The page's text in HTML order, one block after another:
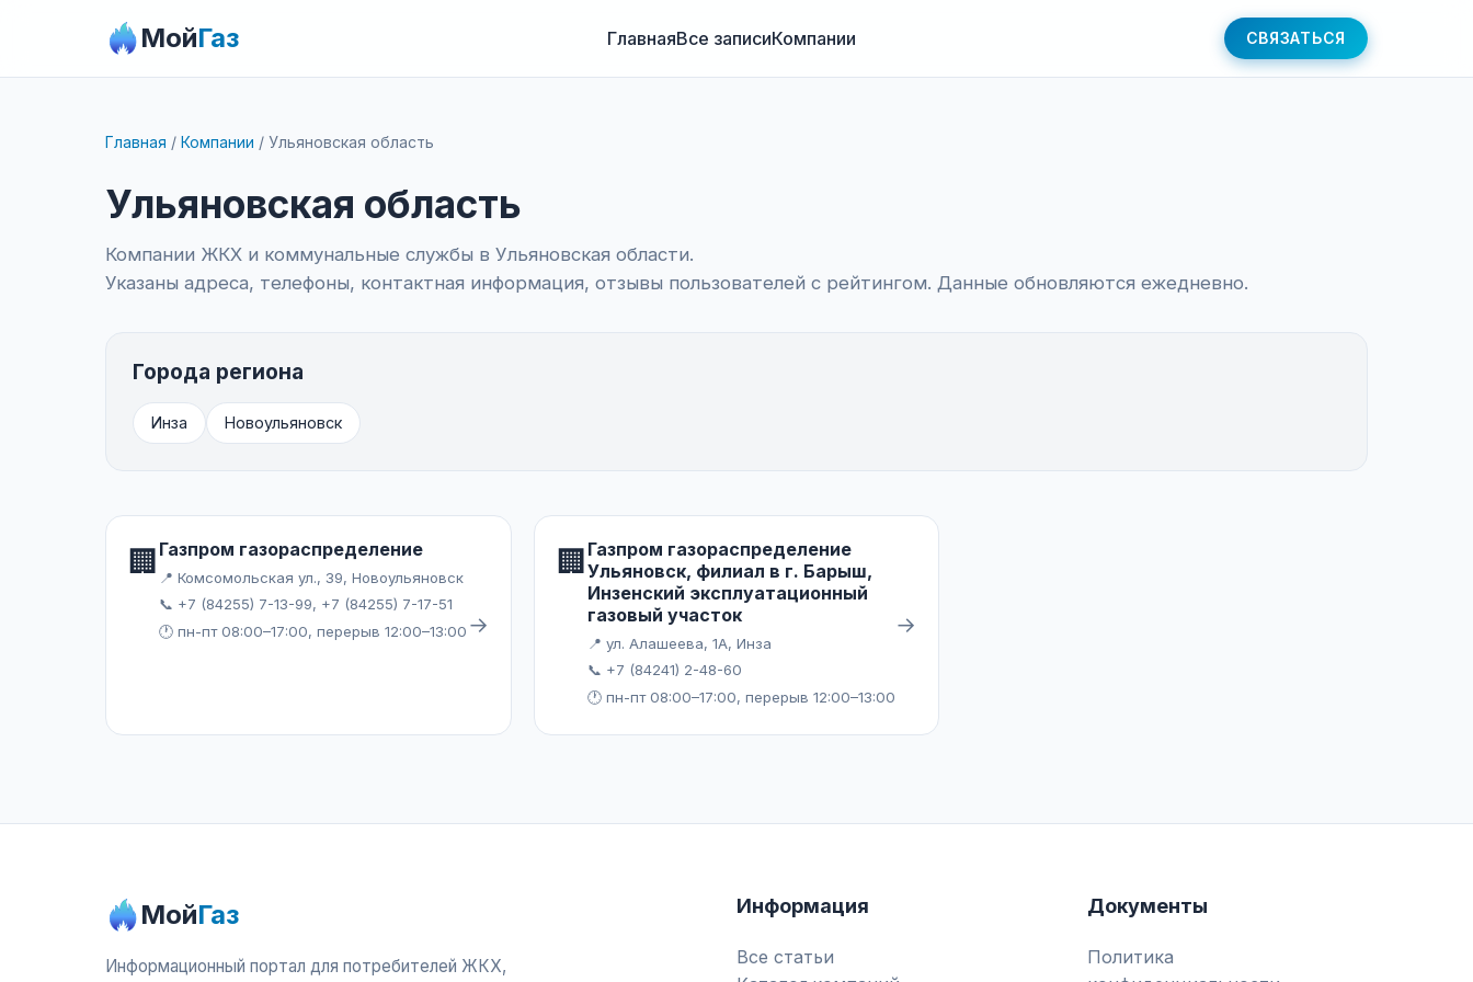
МойГаз ГлавнаяВсе записиКомпании СВЯЗАТЬСЯ
Главная / Компании / Ульяновская область
Ульяновская область
Компании ЖКХ и коммунальные службы в Ульяновская области.
Указаны адреса, телефоны, контактная информация, отзывы пользователей с рейтингом. Данные обновляются ежедневно.
Города региона
Инза Новоульяновск
🏢 Газпром газораспределение
📍 Комсомольская ул., 39, Новоульяновск
📞 +7 (84255) 7-13-99, +7 (84255) 7-17-51
🕐 пн-пт 08:00–17:00, перерыв 12:00–13:00 →
🏢 Газпром газораспределение
Ульяновск, филиал в г. Барыш,
Инзенский эксплуатационный
газовый участок
📍 ул. Алашеева, 1А, Инза
📞 +7 (84241) 2-48-60
🕐 пн-пт 08:00–17:00, перерыв 12:00–13:00
→
МойГаз
Информационный портал для потребителей ЖКХ,
Информация
Все статьи
Документы
Политика